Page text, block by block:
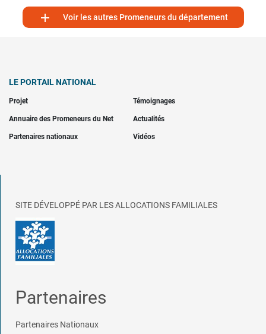
 Voir les autres Promeneurs du département
LE PORTAIL NATIONAL
Projet Témoignages
Annuaire des Promeneurs du Net Actualités
Partenaires nationaux Vidéos
SITE DÉVELOPPÉ PAR LES ALLOCATIONS FAMILIALES
Partenaires
Partenaires Nationaux